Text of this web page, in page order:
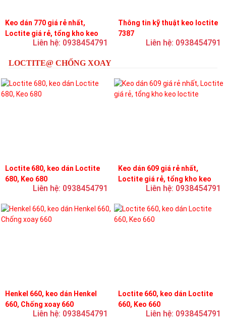
Keo dán 770 giá rẻ nhất,
Loctite giá rẻ, tổng kho keo
Liên hệ: 0938454791
Thông tin kỹ thuật keo loctite
7387
Liên hệ: 0938454791
LOCTITE@ CHỐNG XOAY
Loctite 680, keo dán Loctite
680, Keo 680
Liên hệ: 0938454791
Keo dán 609 giá rẻ nhất,
Loctite giá rẻ, tổng kho keo
Liên hệ: 0938454791
Henkel 660, keo dán Henkel
660, Chống xoay 660
Liên hệ: 0938454791
Loctite 660, keo dán Loctite
660, Keo 660
Liên hệ: 0938454791